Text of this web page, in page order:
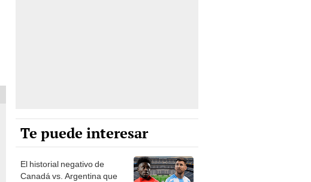
Te puede interesar
El historial negativo de
Canadá vs. Argentina que